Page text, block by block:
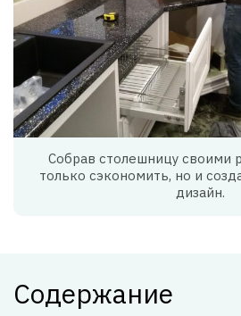
Собрав столешницу своими
только сэкономить, но и
дизайн.
Содержание